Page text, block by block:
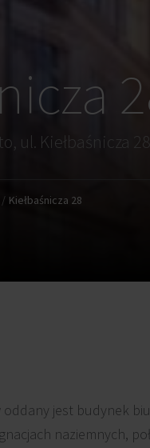
ul. Kiełbaśnicza 28
Kiełbaśnicza 28
jest budynek
naziemnych,